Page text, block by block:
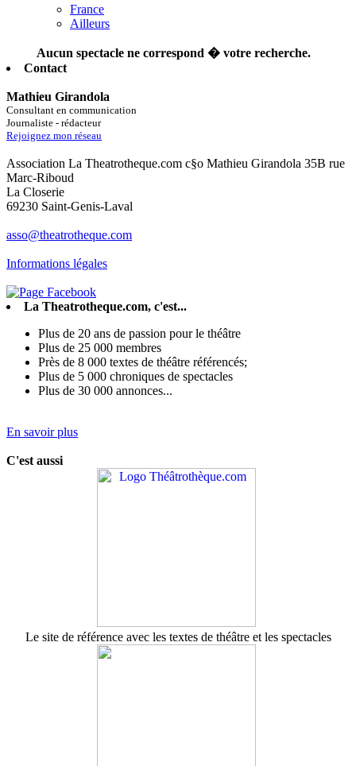
France
Ailleurs
Aucun spectacle ne correspond � votre recherche.
Contact
Mathieu Girandola
Consultant en communication
Journaliste - rédacteur
Rejoignez mon réseau
Association La Theatrotheque.com c§o Mathieu Girandola 35B rue
Marc-Riboud
La Closerie
69230 Saint-Genis-Laval
asso@theatrotheque.com
Informations légales
La Theatrotheque.com, c'est...
Plus de 20 ans de passion pour le théâtre
Plus de 25 000 membres
Près de 8 000 textes de théâtre référencés;
Plus de 5 000 chroniques de spectacles
Plus de 30 000 annonces...
En savoir plus
C'est aussi
Le site de référence avec les textes de théâtre et les spectacles